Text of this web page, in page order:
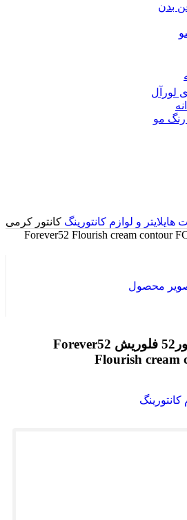
بدن
لورآل
مو
هایلایتر و لوازم کانتورینگ کانتور کرمی
کانتور کرمی فوراور52 فلوریش Forever52
Flourish cream
کانتورینگ